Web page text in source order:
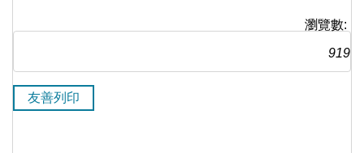
瀏覽數:
919
友善列印